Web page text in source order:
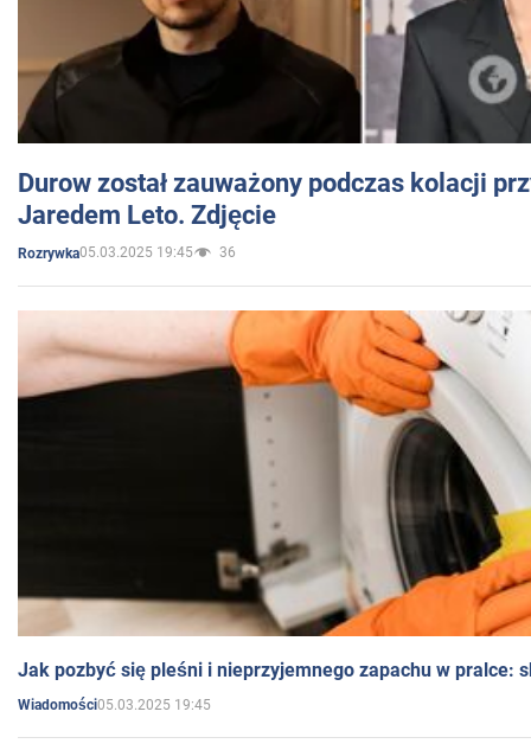
Durow został zauważony podczas kolacji
Jaredem Leto. Zdjęcie
Rozrywka05.03.2025 19:45 36
Jak pozbyć się pleśni i nieprzyjemnego zapachu w pralce:
Wiadomości05.03.2025 19:45